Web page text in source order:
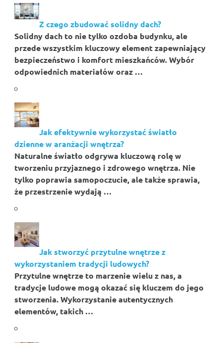
Z czego zbudować solidny dach?
Solidny dach to nie tylko ozdoba budynku, ale
przede wszystkim kluczowy element zapewniający
bezpieczeństwo i komfort mieszkańców. Wybór
odpowiednich materiałów oraz …
Jak efektywnie wykorzystać światło
dzienne w aranżacji wnętrza?
Naturalne światło odgrywa kluczową rolę w
tworzeniu przyjaznego i zdrowego wnętrza. Nie
tylko poprawia samopoczucie, ale także sprawia,
że przestrzenie wydają …
Jak stworzyć przytulne wnętrze z
wykorzystaniem tradycji ludowych?
Przytulne wnętrze to marzenie wielu z nas, a
tradycje ludowe mogą okazać się kluczem do jego
stworzenia. Wykorzystanie autentycznych
elementów, takich …